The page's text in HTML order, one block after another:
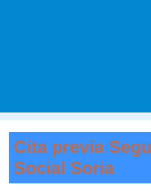
Cita previa
Social Soria